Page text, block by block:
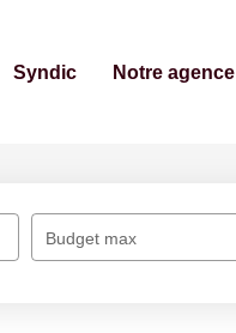
Syndic Notre agence
Budget max